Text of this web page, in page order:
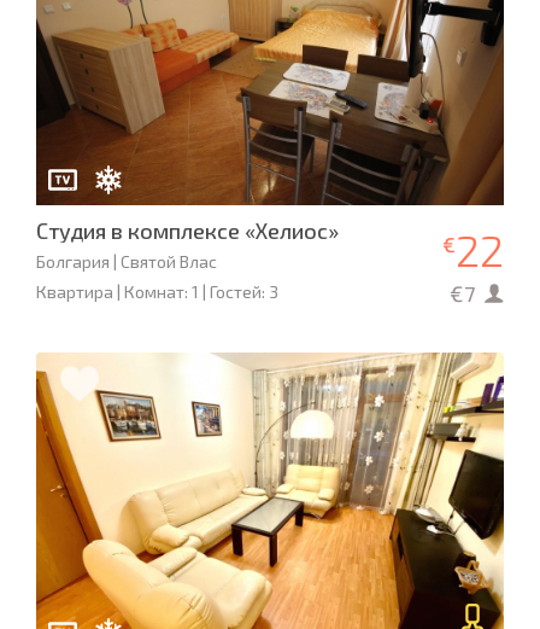
Студия в комплексе «Хелиос»
Болгария | Святой Влас
Квартира | Комнат: 1 | Гостей: 3
€22
€7